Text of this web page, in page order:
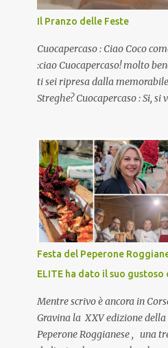
Il Pranzo delle Feste
Cuocapercaso : Ciao Coco
:ciao Cuocapercaso! molto
ti sei ripresa dalla
Streghe? Cuocapercaso : Si, si
virtuale! CoCo : Eh già!! E
che arrivano chissà che
proposito Cuoca cosa prepari
pranzo, racconta un po'!
e cerco degli spunti...
vero domenica prossima non
perché vado al Pranzo
anno organizzato dai mie capi!
Pranzo aziendale? Una bella
Cuocapercaso : si, è un modo
tutti a fine anno e tirare le
naturalmente mangiando tutti
grande convivialità! CoCo : è
Festa del Peperone
ELITE ha dato il suo
Mentre scrivo è ancora in
Gravina la XXV edizione della
Peperone Roggianese , una